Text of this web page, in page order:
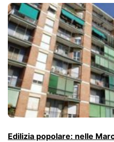
Edilizia popolare: nelle